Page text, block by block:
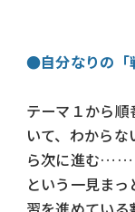
●自分なりの「
テーマ１から
いて、わから
ら次に進む……
という一見ま